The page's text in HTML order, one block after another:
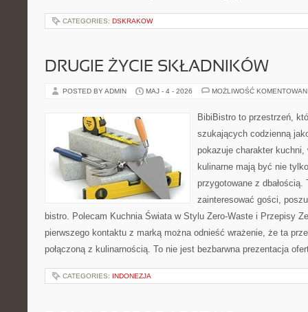
CATEGORIES: DSKRAKOW
DRUGIE ŻYCIE SKŁADNIKÓW
POSTED BY ADMIN MAJ - 4 - 2026 MOŻLIWOŚĆ
BibiBistro to przestrzeń,
szukających codzienną
pokazuje charakter
kulinarne mają być nie
przygotowane z
zainteresować gości,
bistro. Polecam Kuchnia Świata w Stylu Zero-Waste i Przepisy
pierwszego kontaktu z marką można odnieść wrażenie, że ta
połączoną z kulinarnością. To nie jest bezbarwna prezentacja
CATEGORIES: INDONEZJA